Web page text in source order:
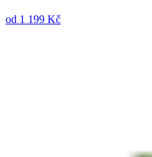
od 1 199 Kč